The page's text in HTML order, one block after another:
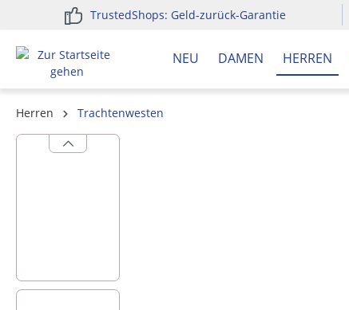
Zur Hauptnavigation springen
TrustedShops: Geld-zurück-Garantie
NEU DAMEN HERREN
Herren
Trachtenwesten
Bildergalerie überspringen